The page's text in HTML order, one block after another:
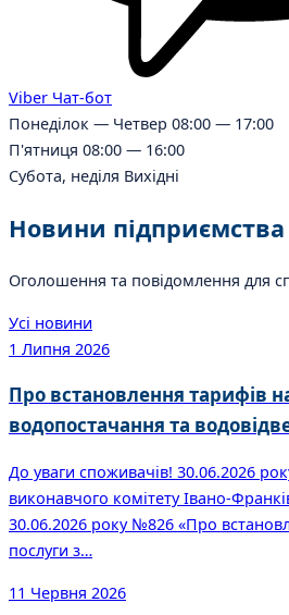
Viber Чат-бот
Понеділок — Четвер 08:00 — 17:00
П'ятниця 08:00 — 16:00
Субота, неділя Вихідні
Новини підприємства
Оголошення та повідомлення для
Усі новини
1 Липня 2026
Про встановлення тарифів
водопостачання та
До уваги споживачів! 30.06.2026
виконавчого комітету Івано-
30.06.2026 року №826 «Про
послуги з…
11 Червня 2026